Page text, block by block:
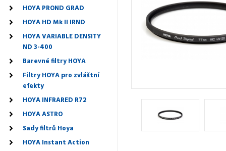
HOYA PROND GRAD
HOYA HD Mk II IRND
HOYA VARIABLE DENSITY
ND 3-400
Barevné filtry HOYA
Filtry HOYA pro zvláštní
efekty
HOYA INFRARED R72
HOYA ASTRO
Sady filtrů Hoya
HOYA Instant Action